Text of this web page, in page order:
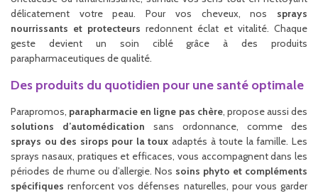
délicatement votre peau. Pour vos cheveux, nos sprays
nourrissants et protecteurs redonnent éclat et vitalité. Chaque
geste devient un soin ciblé grâce à des produits
parapharmaceutiques de qualité.
Des produits du quotidien pour une santé optimale
Parapromos, parapharmacie en ligne pas chère, propose aussi des
solutions d’automédication sans ordonnance, comme des
sprays ou des sirops pour la toux adaptés à toute la famille. Les
sprays nasaux, pratiques et efficaces, vous accompagnent dans les
périodes de rhume ou d’allergie. Nos soins phyto et compléments
spécifiques renforcent vos défenses naturelles, pour vous garder